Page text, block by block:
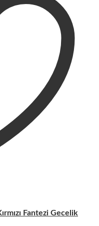
Fantezi Gecelik